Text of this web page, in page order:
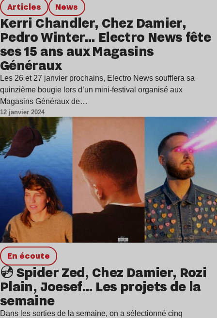
Articles news
Kerri Chandler, Chez Damier,
Pedro Winter… Electro News fête
ses 15 ans aux Magasins
Généraux
Les 26 et 27 janvier prochains, Electro News soufflera sa
quinzième bougie lors d’un mini-festival organisé aux
Magasins Généraux de…
12 janvier 2024
en écoute
💿 Spider Zed, Chez Damier, Rozi
Plain, Joesef… Les projets de la
semaine
Dans les sorties de la semaine, on a sélectionné cinq